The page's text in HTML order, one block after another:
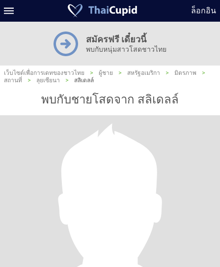
ล็อกอิน
สมัครฟรี เดี๋ยวนี้
พบกับหนุ่มสาวโสดชาวไทย
เว็บไซต์เพื่อการเดทของชาวไทย > ผู้ชาย > สหรัฐอเมริกา > มิตรภาพ
>
สถานที่
> ลุยเซียนา > สลิเดลล์
พบกับชายโสดจาก สลิเดลล์